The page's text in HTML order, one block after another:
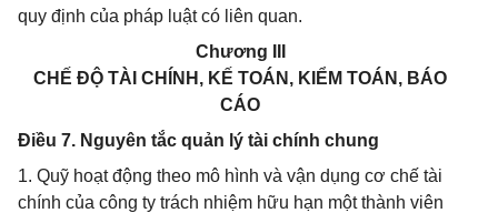
quy định của pháp luật có liên quan.
Chương III
CHẾ ĐỘ TÀI CHÍNH, KẾ TOÁN, KIỂM TOÁN, BÁO
CÁO
Điều 7. Nguyên tắc quản lý tài chính chung
1. Quỹ hoạt động theo mô hình và vận dụng cơ chế tài
chính của công ty trách nhiệm hữu hạn một thành viên